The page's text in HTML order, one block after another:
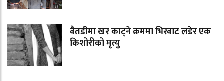
बैतडीमा खर काट्ने क्रममा भिरबाट लडेर एक
किशोरीको मृत्यु